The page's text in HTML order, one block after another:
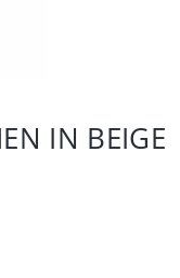
IN BEIGE